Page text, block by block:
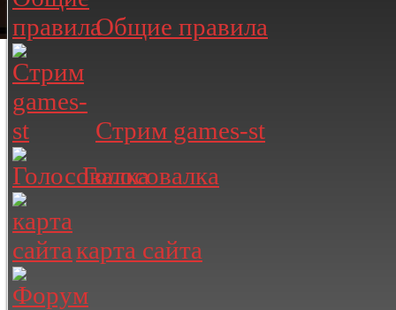
Общие правила
Стрим games-st
Голосовалка
карта сайта